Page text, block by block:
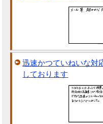
迅速かつていねいな対
しております